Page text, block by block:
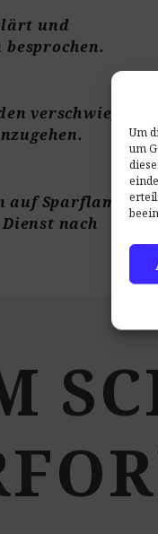
Um
um
und
verschwiegen,
auf Sparflamme
nach
SC
FOR